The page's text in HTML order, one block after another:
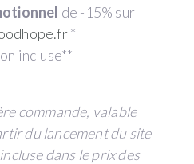
de -15% sur
*
incluse**
commande, valable
du lancement du site
dans le prix des